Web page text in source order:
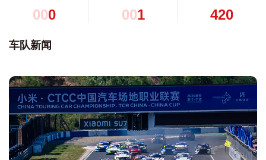
000 001 420
车队新闻